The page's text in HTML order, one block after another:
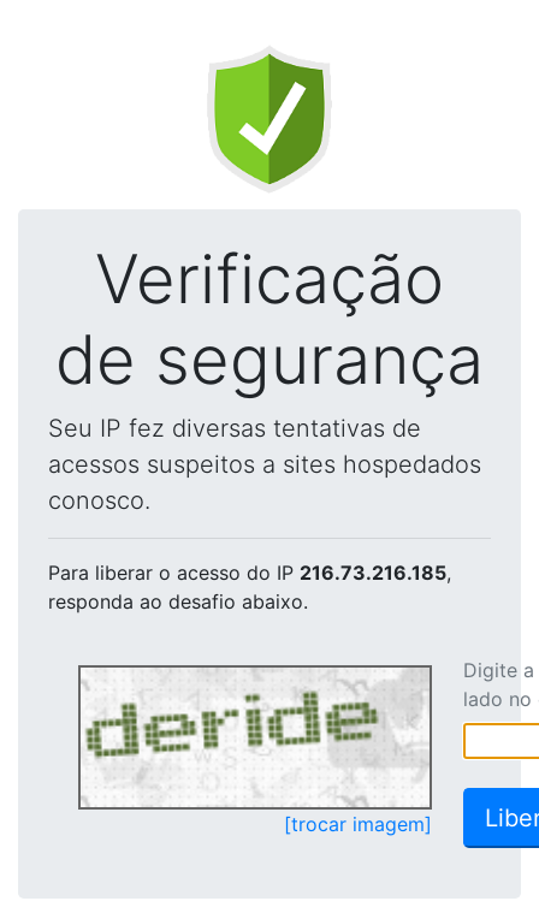
Verificação
de segurança
Seu IP fez diversas tentativas de
acessos suspeitos a sites hospedados
conosco.
Para liberar o acesso do IP 216.73.216.185,
responda ao desafio abaixo.
[trocar imagem]
Digite
lado no